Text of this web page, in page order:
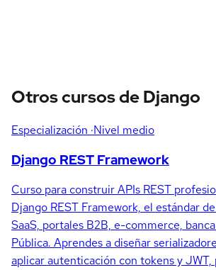
Otros cursos de Django
Especialización ·Nivel medio
Django REST Framework
Curso para construir APIs REST
Django REST Framework, el estándar
SaaS, portales B2B, e-commerce,
Pública. Aprendes a diseñar
aplicar autenticación con tokens y